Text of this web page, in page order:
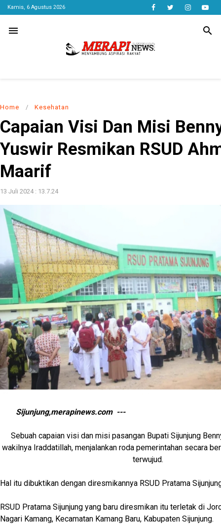
Kamis, 6 Agustus 2026
menu search
Home / Kesehatan
Capaian Visi Dan Misi
Yuswir Resmikan RSUD
Maarif
13 Juli 2024 : 13.7.24
Sijunjung,merapinews.com ---
Sebuah capaian visi dan misi pasangan Bupati Sijunjung
wakilnya Iraddatillah, menjalankan roda pemerintahan secara
terwujud.
Hal itu dibuktikan dengan diresmikannya RSUD Pratama
RSUD Pratama Sijunjung yang baru diresmikan itu terletak di
Nagari Kamang, Kecamatan Kamang Baru, Kabupaten Sijunjung.